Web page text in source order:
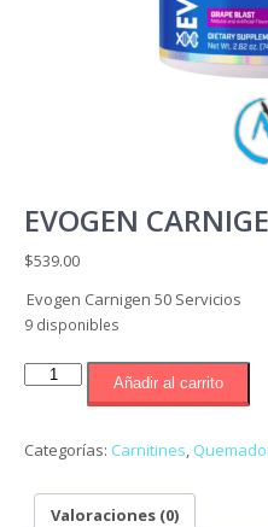
EVOGEN
$539.00
Evogen Carnigen 50 Servicios
9 disponibles
Evogen
Carnigen
Servicios
Añadir al carrito
Categorías: Carnitines,
Valoraciones (0)